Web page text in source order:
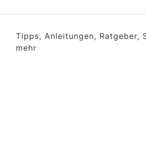
Tipps, Anleitungen, Ratgeber,
mehr